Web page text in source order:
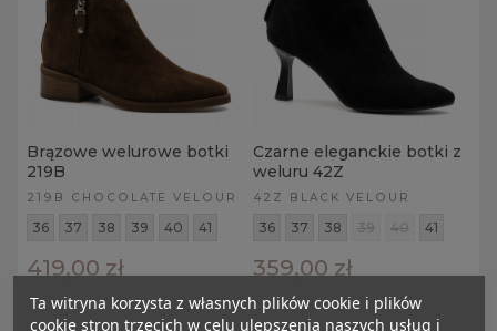
Brązowe welurowe botki
219B
219B CHOCOLATE VELOUR
36 37 38 39 40 41
419,00 zł
Czarne eleganckie botki z
weluru 42Z
42Z BLACK VELOUR
36 37 38 39 40 41
359,00 zł
Ta witryna korzysta z własnych plików cookie i plików
cookie stron trzecich w celu ulepszenia naszych usług i